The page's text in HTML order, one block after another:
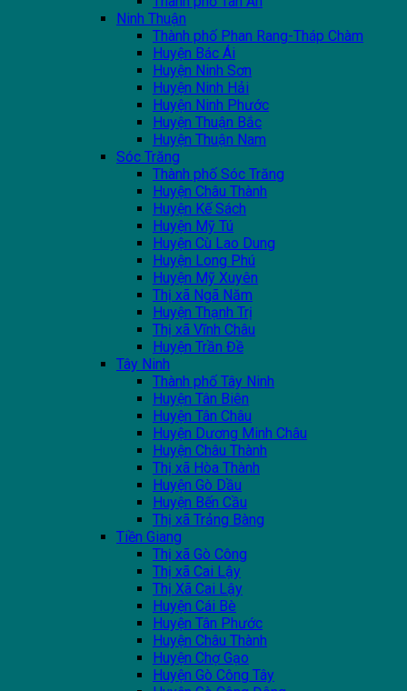
Ninh Thuận
Thành phố Phan Rang-Tháp Chàm
Huyện Bác Ái
Huyện Ninh Sơn
Huyện Ninh Hải
Huyện Ninh Phước
Huyện Thuận Bắc
Huyện Thuận Nam
Sóc Trăng
Thành phố Sóc Trăng
Huyện Châu Thành
Huyện Kế Sách
Huyện Mỹ Tú
Huyện Cù Lao Dung
Huyện Long Phú
Huyện Mỹ Xuyên
Thị xã Ngã Năm
Huyện Thạnh Trị
Thị xã Vĩnh Châu
Huyện Trần Đề
Tây Ninh
Thành phố Tây Ninh
Huyện Tân Biên
Huyện Tân Châu
Huyện Dương Minh Châu
Huyện Châu Thành
Thị xã Hòa Thành
Huyện Gò Dầu
Huyện Bến Cầu
Thị xã Trảng Bàng
Tiền Giang
Thị xã Gò Công
Thị xã Cai Lậy
Thị Xã Cai Lậy
Huyện Cái Bè
Huyện Tân Phước
Huyện Châu Thành
Huyện Chợ Gạo
Huyện Gò Công Tây